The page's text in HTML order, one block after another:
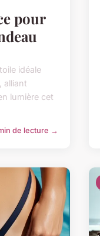
pour
idéale
alliant
lumière cet
de lecture →